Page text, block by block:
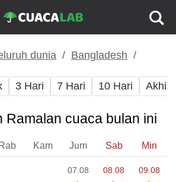
dunia Bangladesh
3 Hari 7 Hari 10 Hari Akhir
Ramalan cuaca bulan ini
Rab Kam Jum Sab Min
07.08 08.08 09.08